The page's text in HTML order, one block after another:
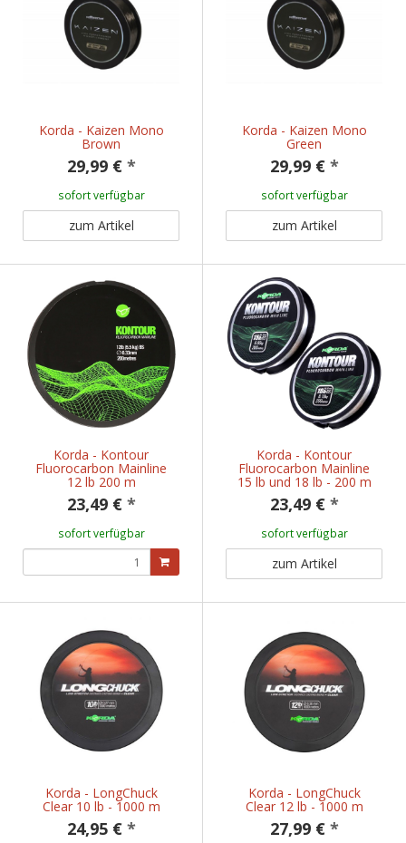
Korda - Kaizen Mono
Brown
29,99 € *
sofort verfügbar
zum Artikel
Korda - Kaizen Mono
Green
29,99 € *
sofort verfügbar
zum Artikel
Korda - Kontour
Fluorocarbon Mainline
12 lb 200 m
23,49 € *
sofort verfügbar
Korda - Kontour
Fluorocarbon Mainline
15 lb und 18 lb - 200 m
23,49 € *
sofort verfügbar
zum Artikel
Korda - LongChuck
Clear 10 lb - 1000 m
24,95 € *
Korda - LongChuck
Clear 12 lb - 1000 m
27,99 € *